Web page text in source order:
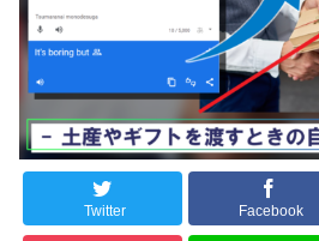
Twitter Facebook